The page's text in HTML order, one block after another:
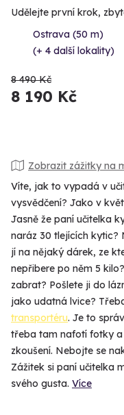
Udělejte první krok,
Ostrava (50 m)
(+ 4 další lokality)
8 490 Kč
8 190 Kč
Zobrazit zážitky na
Víte, jak to vypadá v
vysvědčení? Jako v
Jasně že paní učitelka
naráz 30 tlejících kytic?
jí na nějaký dárek, ze
nepřibere po něm 5
zabrat? Pošlete ji do
jako udatná lvice?
transportéru. Je to
třeba tam nafotí fotky
zkoušení. Nebojte se
Zážitek si paní učitelka
svého gusta. Více